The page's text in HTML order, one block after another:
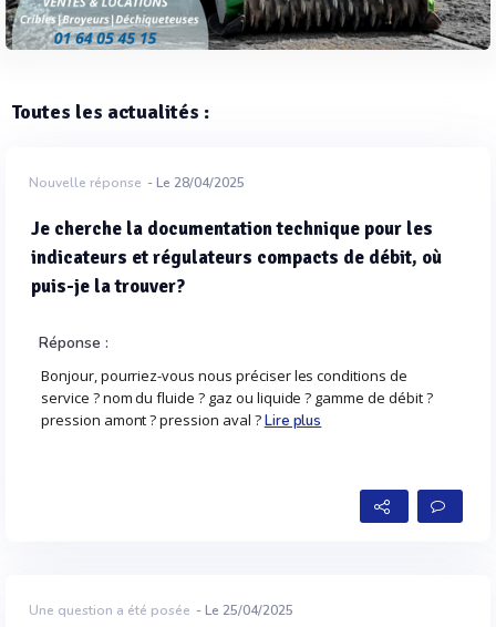
Toutes les actualités :
Nouvelle réponse - Le 28/04/2025
Je cherche la documentation technique pour les
indicateurs et régulateurs compacts de débit, où
puis-je la trouver?
Réponse :
Bonjour, pourriez-vous nous préciser les conditions de
service ? nom du fluide ? gaz ou liquide ? gamme de débit ?
pression amont ? pression aval ?Lire plus
Une question a été posée - Le 25/04/2025